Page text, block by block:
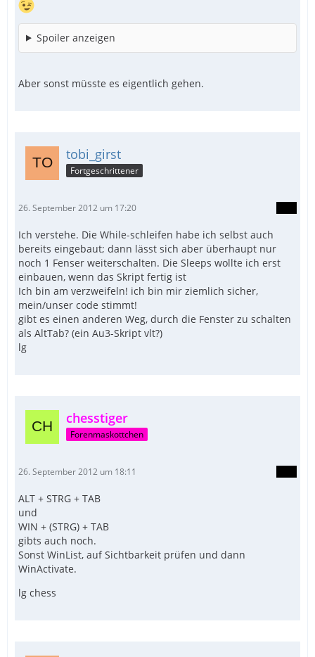
Spoiler anzeigen
Aber sonst müsste es eigentlich gehen.
tobi_girst
Fortgeschrittener
26. September 2012 um 17:20
Ich verstehe. Die While-schleifen habe ich selbst auch
bereits eingebaut; dann lässt sich aber überhaupt nur
noch 1 Fenser weiterschalten. Die Sleeps wollte ich erst
einbauen, wenn das Skript fertig ist
Ich bin am verzweifeln! ich bin mir ziemlich sicher,
mein/unser code stimmt!
gibt es einen anderen Weg, durch die Fenster zu schalten
als AltTab? (ein Au3-Skript vlt?)
lg
chesstiger
Forenmaskottchen
26. September 2012 um 18:11
ALT + STRG + TAB
und
WIN + (STRG) + TAB
gibts auch noch.
Sonst WinList, auf Sichtbarkeit prüfen und dann
WinActivate.
lg chess